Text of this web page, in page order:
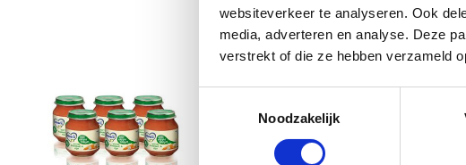
websiteverkeer te analyseren. Ook
media, adverteren en analyse. Deze
verstrekt of die ze hebben verzameld
Noodzakelijk